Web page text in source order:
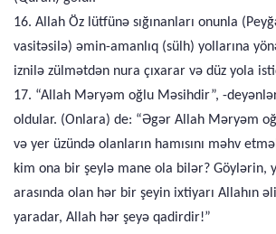
16. Allah Öz lütfünə sığınanları onunla
vasitəsilə) əmin-amanlıq (sülh) yollarına
iznilə zülmətdən nura çıxarar və düz yola
17. “Allah Məryəm oğlu Məsihdir”, -
oldular. (Onlara) de: “Əgər Allah Məryəm
və yer üzündə olanların hamısını məhv
kim ona bir şeylə mane ola bilər? Göylərin,
arasında olan hər bir şeyin ixtiyarı Allahın
yaradar, Allah hər şeyə qadirdir!”